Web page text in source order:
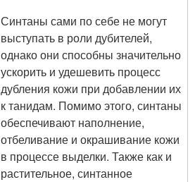
Синтаны сами по себе не могут
выступать в роли дубителей,
однако они способны значительно
ускорить и удешевить процесс
дубления кожи при добавлении их
к танидам. Помимо этого, синтаны
обеспечивают наполнение,
отбеливание и окрашивание кожи
в процессе выделки. Также как и
растительное, синтанное